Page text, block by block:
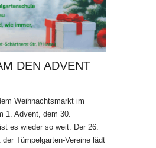
DEN ADVENT
Weihnachtsmarkt im
1. Advent, dem 30.
es wieder so weit: Der 26.
Tümpelgarten-Vereine lädt